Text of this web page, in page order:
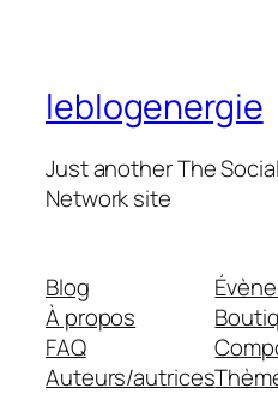
leblogenergie
Just another The
Network site
Blog
À propos
FAQ
Auteurs/autrices